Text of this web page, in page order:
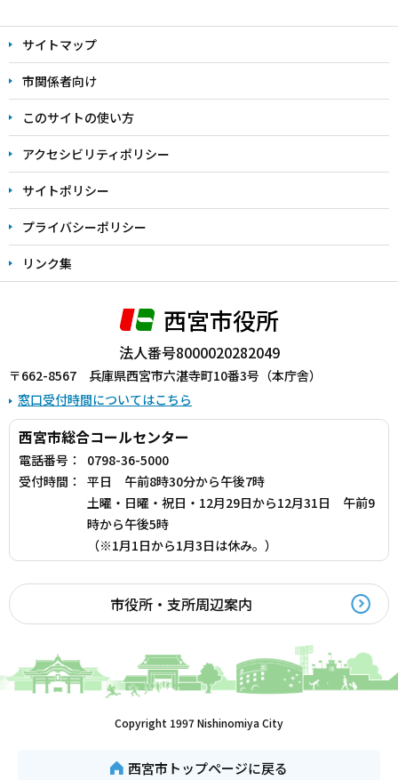
文
こ
こ
ま
で
サイトマップ
市関係者向け
このサイトの使い方
アクセシビリティポリシー
サイトポリシー
プライバシーポリシー
リンク集
西宮市役所
法人番号8000020282049
〒662-8567 兵庫県西宮市六湛寺町10番3号（本庁舎）
窓口受付時間についてはこちら
西宮市総合コールセンター
電話番号：
0798-36-5000
受付時間：
平日 午前8時30分から午後7時
土曜・日曜・祝日・12月29日から12月31日 午前9
時から午後5時
（※1月1日から1月3日は休み。）
市役所・支所周辺案内
Copyright 1997 Nishinomiya City
西宮市トップページに戻る